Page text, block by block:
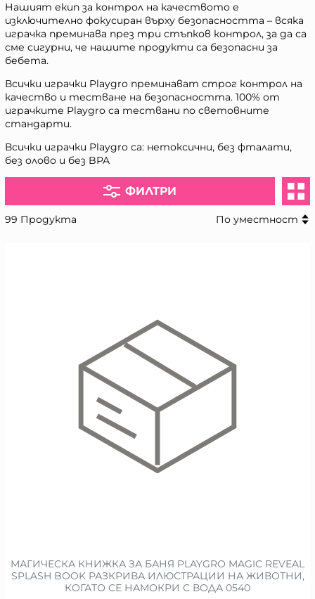
Нашият екип за контрол на качеството е
изключително фокусиран върху безопасността – всяка
играчка преминава през три стъпков контрол, за да са
сме сигурни, че нашите продукти са безопасни за
бебета.
Всички играчки Playgro преминават строг контрол на
качество и тестване на безопасността. 100% от
играчките Playgro са тествани по световните
стандарти.
Всички играчки Playgro са: нетоксични, без фталати,
без олово и без BPA
ФИЛТРИ
99 Продукта По уместност
МАГИЧЕСКА КНИЖКА ЗА БАНЯ PLAYGRO MAGIC REVEAL
SPLASH BOOK РАЗКРИВА ИЛЮСТРАЦИИ НА ЖИВОТНИ,
КОГАТО СЕ НАМОКРИ С ВОДА 0540